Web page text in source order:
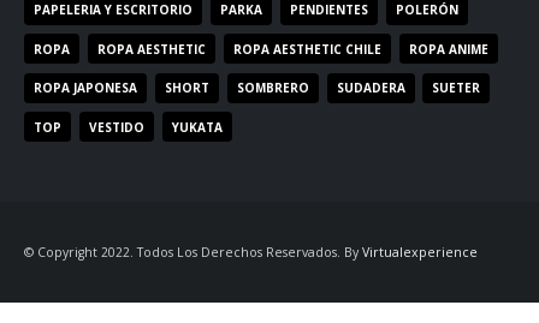
PAPELERIA Y ESCRITORIO PARKA PENDIENTES POLERÓN
ROPA ROPA AESTHETIC ROPA AESTHETIC CHILE ROPA ANIME
ROPA JAPONESA SHORT SOMBRERO SUDADERA SUETER
TOP VESTIDO YUKATA
© Copyright 2022. Todos Los Derechos Reservados. By Virtualexperience